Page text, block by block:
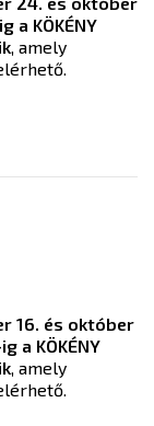
KÖKÉNY
, amely
16. és október
a KÖKÉNY
, amely